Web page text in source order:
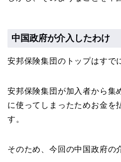
中国政府が介入したわけ
安邦保険集団のトップはすで
安邦保険集団が加入者から集
に使ってしまったためお金を
す。
そのため、今回の中国政府の